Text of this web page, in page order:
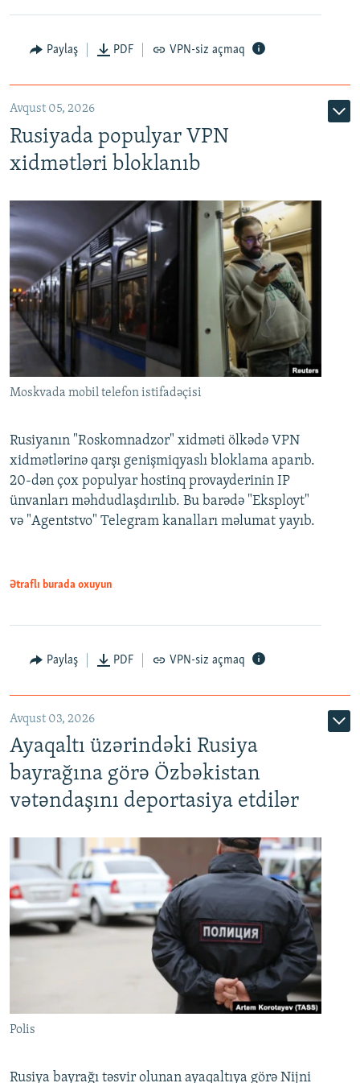
Paylaş PDF VPN-siz açmaq
Avqust 05, 2026
Rusiyada populyar VPN
xidmətləri bloklanıb
Moskvada mobil telefon istifadəçisi
Rusiyanın "Roskomnadzor" xidməti ölkədə VPN
xidmətlərinə qarşı genişmiqyaslı bloklama aparıb.
20-dən çox populyar hostinq provayderinin IP
ünvanları məhdudlaşdırılıb. Bu barədə "Eksployt"
və "Agentstvo" Telegram kanalları məlumat yayıb.
Ətraflı burada oxuyun
Paylaş PDF VPN-siz açmaq
Avqust 03, 2026
Ayaqaltı üzərindəki Rusiya
bayrağına görə Özbəkistan
vətəndaşını deportasiya etdilər
Polis
Rusiya bayrağı təsvir olunan ayaqaltıya görə Nijni